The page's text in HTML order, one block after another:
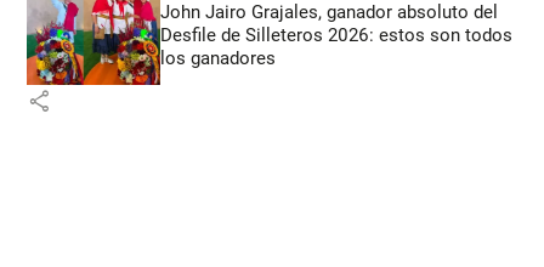
John Jairo Grajales, ganador absoluto del
Desfile de Silleteros 2026: estos son todos
los ganadores
share